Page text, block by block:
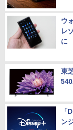
ウ
レ
に
東
「
ン